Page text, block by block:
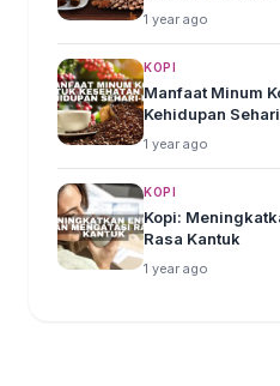
1 year ago
KOPI
Manfaat Minum
Kehidupan
1 year ago
KOPI
Kopi:
Rasa Kantuk
1 year ago